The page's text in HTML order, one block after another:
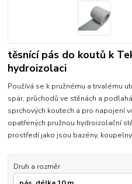
těsnící pás do koutů k
hydroizolaci
Používá se k pružnému a trvalému
spár, průchodů ve stěnách a
sprchových koutech a pro napojení
opatřených pružnou hydroizolační
prostředí jako jsou bazény,
Druh a rozměr